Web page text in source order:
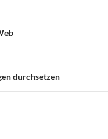
durchsetzen